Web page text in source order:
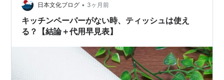
日本文化ブログ • 3ヶ月前
キッチンペーパーがない時、ティッシュは使え
る？【結論＋代用早見表】